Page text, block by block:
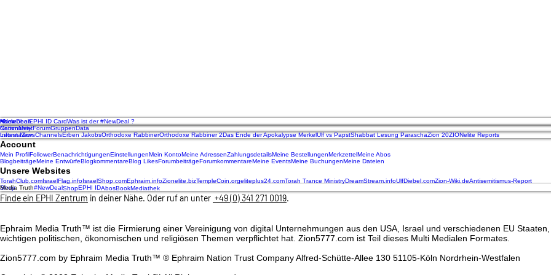
Eine Präsentation in 2 Teilen mit dem Titel: Geld, Schulden, US-Dollar und der
Ephraim National Gold & Silver Trust
Nach oben
Home
#NewDealEPHI ID CardWas ist der #NewDeal ?
Community
NationMeetForumGruppenData
InformaZion
Latest NewsChannelsErben JakobsOrthodoxe RabbinerOrthodoxe Rabbiner 2Das Ende der Apokalypse MerkelUlf vs PapstShabbat Lesung ParaschaZion 20ZIONelite Reports
Account
Mein ProfilFollowerBenachrichtigungenEinstellungenMein KontoMeine AdressenZahlungsdetailsMeine BestellungenMerkzettelMeine Abos
BlogbeiträgeMeine EntwürfeBlogkommentareBlog LikesForumbeiträgeForumkommentareMeine EventsMeine BuchungenMeine Dateien
Unsere Websites
TorahClub.comIsraelFlag.infoIsraelShop.comEphraim.infoZionelite.bizTempleCoin.orgeliteplus24.comTorah Trance MinistryDreamStream.infoUlfDiebel.comZion-Wiki.deAntisemitismus-Report
Shop
Media Truth#NewDealShopEPHI IDAbosBookMediathek
Finde ein EPHI Zentrum in deiner Nähe. Oder ruf an unter +49 (0) 341 271 0019‬.
Ephraim Media Truth™ ist die Firmierung einer Vereinigung von digital Unternehmungen aus den USA, Israel und verschiedenen EU
wichtigen politischen, ökonomischen und religiösen Themen verpflichtet hat. Zion5777.com ist Teil dieses Multi Medialen Formates.
Zion5777.com by Ephraim Media Truth™ ® Ephraim Nation Trust Company Alfred-Schütte-Allee 130 51105-Köln Nordrhein-Westfalen